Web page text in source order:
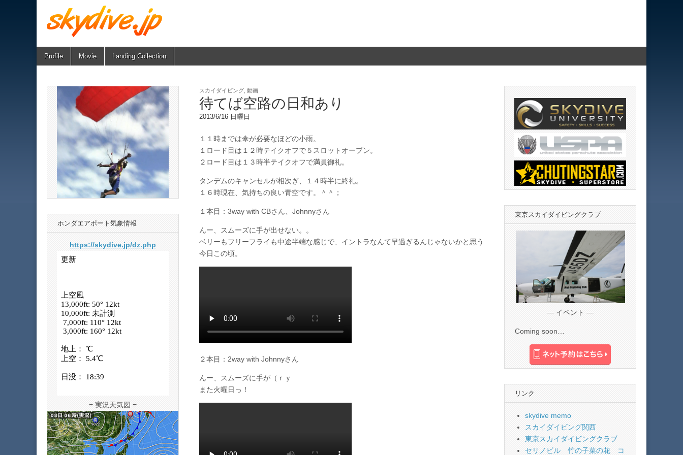
skydive.jp
Main
menu
Skip
Profile Movie Landing Collection
スカイダイビング 動画
待てば空路の日和あり
2013/6/16 日曜日
１１時までは傘が必要なほどの小雨。
１ロード目は１２時テイクオフで５スロットオープン。
２ロード目は１３時半テイクオフで満員御礼。
タンデムのキャンセルが相次ぎ、１４時半に終礼。
１６時現在、気持ちの良い青空です。＾＾；
１本目：3way with CBさん、Johnnyさん
んー、スムーズに手が出せない。。
ベリーもフリーフライも中途半端な感じで、イントラなんて早過ぎるんじゃないかと思う
今日この頃。
２本目：2way with Johnnyさん
んー、スムーズに手が（ｒｙ
また火曜日っ！
ホンダエアポート気象情報
https://skydive.jp/dz.php
= 実況天気図 =
東京スカイダイビングクラブ
— イベント —
Coming soon…
リンク
skydive memo
スカイダイビング関西
東京スカイダイビングクラブ
セリノビル 竹の子菜の花 コ